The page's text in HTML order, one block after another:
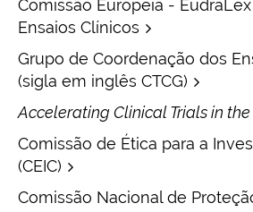
Comissão Europeia -
Ensaios Clínicos
Grupo de Coordenação dos
(sigla em inglês CTCG)
Accelerating Clinical Trials in the
Comissão de Ética para a
(CEIC)
Comissão Nacional de